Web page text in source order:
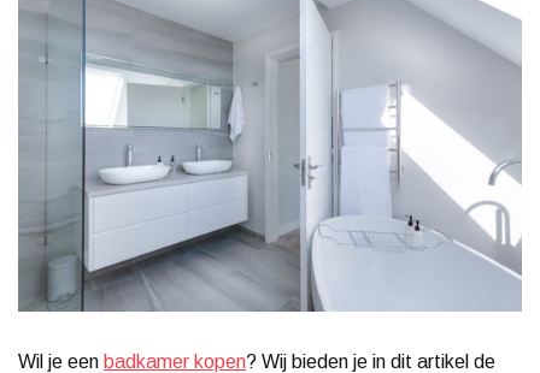
Wil je een badkamer kopen? Wij bieden je in dit artikel de